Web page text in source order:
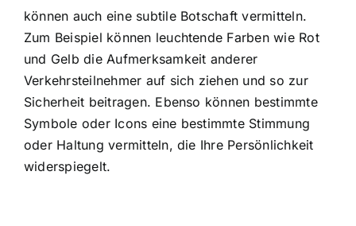
können auch eine subtile Botschaft vermitteln.
Zum Beispiel können leuchtende Farben wie Rot
und Gelb die Aufmerksamkeit anderer
Verkehrsteilnehmer auf sich ziehen und so zur
Sicherheit beitragen. Ebenso können bestimmte
Symbole oder Icons eine bestimmte Stimmung
oder Haltung vermitteln, die Ihre Persönlichkeit
widerspiegelt.